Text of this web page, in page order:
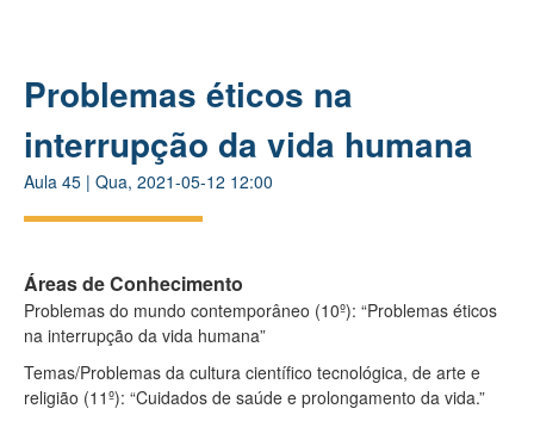
Problemas éticos na
interrupção da vida humana
Aula 45 | Qua, 2021-05-12 12:00
Áreas de Conhecimento
Problemas do mundo contemporâneo (10º): “Problemas éticos
na interrupção da vida humana”
Temas/Problemas da cultura científico tecnológica, de arte e
religião (11º): “Cuidados de saúde e prolongamento da vida.”